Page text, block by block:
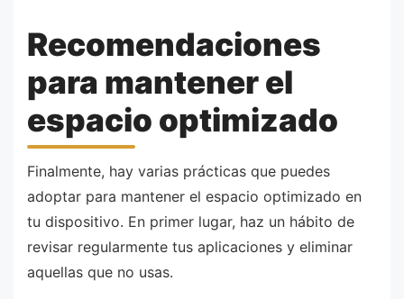
Recomendaciones
para mantener el
espacio optimizado
Finalmente, hay varias prácticas que puedes
adoptar para mantener el espacio optimizado en
tu dispositivo. En primer lugar, haz un hábito de
revisar regularmente tus aplicaciones y eliminar
aquellas que no usas.